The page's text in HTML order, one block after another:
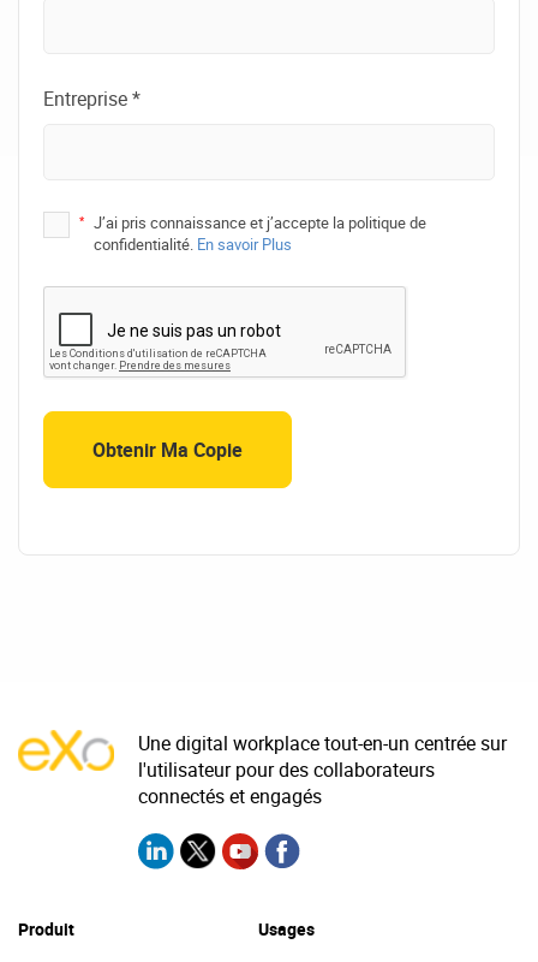
Entreprise *
* J’ai pris connaissance et j’accepte la politique de
confidentialité. En savoir Plus
Une digital workplace tout-en-un centrée sur
l'utilisateur pour des collaborateurs
connectés et engagés
Produit Usages